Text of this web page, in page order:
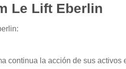
Le Lift Eberlin
continua la acción de sus